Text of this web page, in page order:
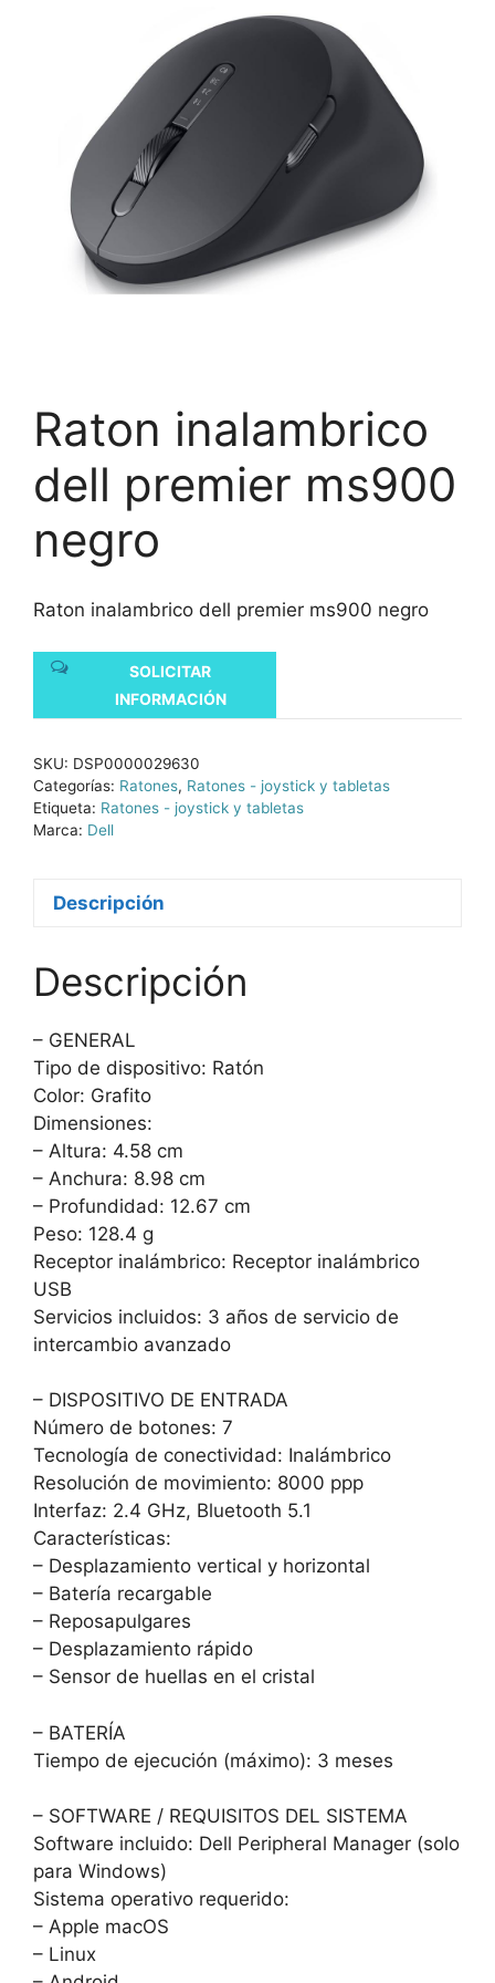
Raton inalambrico
dell premier ms900
negro
Raton inalambrico dell premier ms900 negro
SOLICITAR
INFORMACIÓN
SKU: DSP0000029630
Categorías: Ratones, Ratones - joystick y tabletas
Etiqueta: Ratones - joystick y tabletas
Marca: Dell
Descripción
Descripción
– GENERAL
Tipo de dispositivo: Ratón
Color: Grafito
Dimensiones:
– Altura: 4.58 cm
– Anchura: 8.98 cm
– Profundidad: 12.67 cm
Peso: 128.4 g
Receptor inalámbrico: Receptor inalámbrico
USB
Servicios incluidos: 3 años de servicio de
intercambio avanzado
– DISPOSITIVO DE ENTRADA
Número de botones: 7
Tecnología de conectividad: Inalámbrico
Resolución de movimiento: 8000 ppp
Interfaz: 2.4 GHz, Bluetooth 5.1
Características:
– Desplazamiento vertical y horizontal
– Batería recargable
– Reposapulgares
– Desplazamiento rápido
– Sensor de huellas en el cristal
– BATERÍA
Tiempo de ejecución (máximo): 3 meses
– SOFTWARE / REQUISITOS DEL SISTEMA
Software incluido: Dell Peripheral Manager (solo
para Windows)
Sistema operativo requerido:
– Apple macOS
– Linux